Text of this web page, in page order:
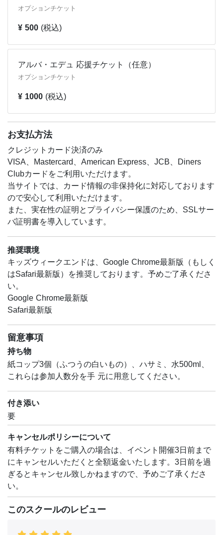
オプションチケット
¥ 500 (税込)
アルバ・エデュ 応援チケット（任意）
オプションチケット
¥ 1000 (税込)
お支払方法
クレジットカード決済のみ
VISA、Mastercard、American Express、JCB、Diners
Clubカードをご利用いただけます。
当サイトでは、カード情報の非保持化に対応しております
ので安心して利用いただけます。
また、実在性の証明とプライバシー保護のため、SSLサー
バ証明書を導入しています。
推奨環境
キッズウィークエンドは、Google Chrome最新版（もしく
はSafari最新版）を推奨しております。予めご了承くださ
い。
Google Chrome最新版
Safari最新版
留意事項
持ち物
紙コップ3個（ふつうの白いもの）、ハサミ、水500ml、
これらは参加人数分を手 元に用意してください。
付き添い
要
キャンセルポリシーについて
有料チケットをご購入の場合は、イベント開催3日前まで
にキャンセルいただくと全額返金いたします。3日前を過
ぎるとキャンセル致しかねますので、予めご了承くださ
い。
このスクールのレビュー